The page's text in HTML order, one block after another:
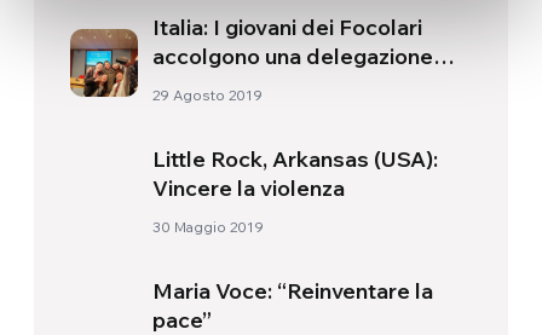
Italia: I giovani dei Focolari
accolgono una delegazione
buddhista della Rissho Kosei-
29 Agosto 2019
Little Rock, Arkansas (USA):
Vincere la violenza
30 Maggio 2019
Maria Voce: “Reinventare la
pace”